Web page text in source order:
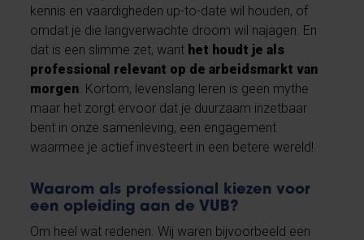
kennis en vaardigheden up-to-date wil houden, of
omdat je die langverwachte droom wil najagen. En
dat is een slimme zet, want het houdt je als
professional relevant op de arbeidsmarkt van
morgen. Kortom, levenslang leren is geen mythe
maar het zorgt ervoor dat je duurzaam inzetbaar
bent in onze samenleving, een engagement
waarmee je actief investeert in een betere wereld!
Waarom als professional kiezen voor
een opleiding aan de VUB?
Om heel wat redenen. Wij waren bijvoorbeeld een